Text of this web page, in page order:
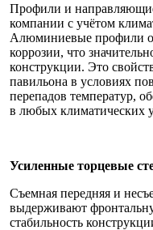
Профили и
компании с учётом
Алюминиевые профили
коррозии, что
конструкции. Это
павильона в условиях
перепадов температур,
в любых климатических
Усиленные торцевые
Съемная передняя и
выдерживают
стабильность